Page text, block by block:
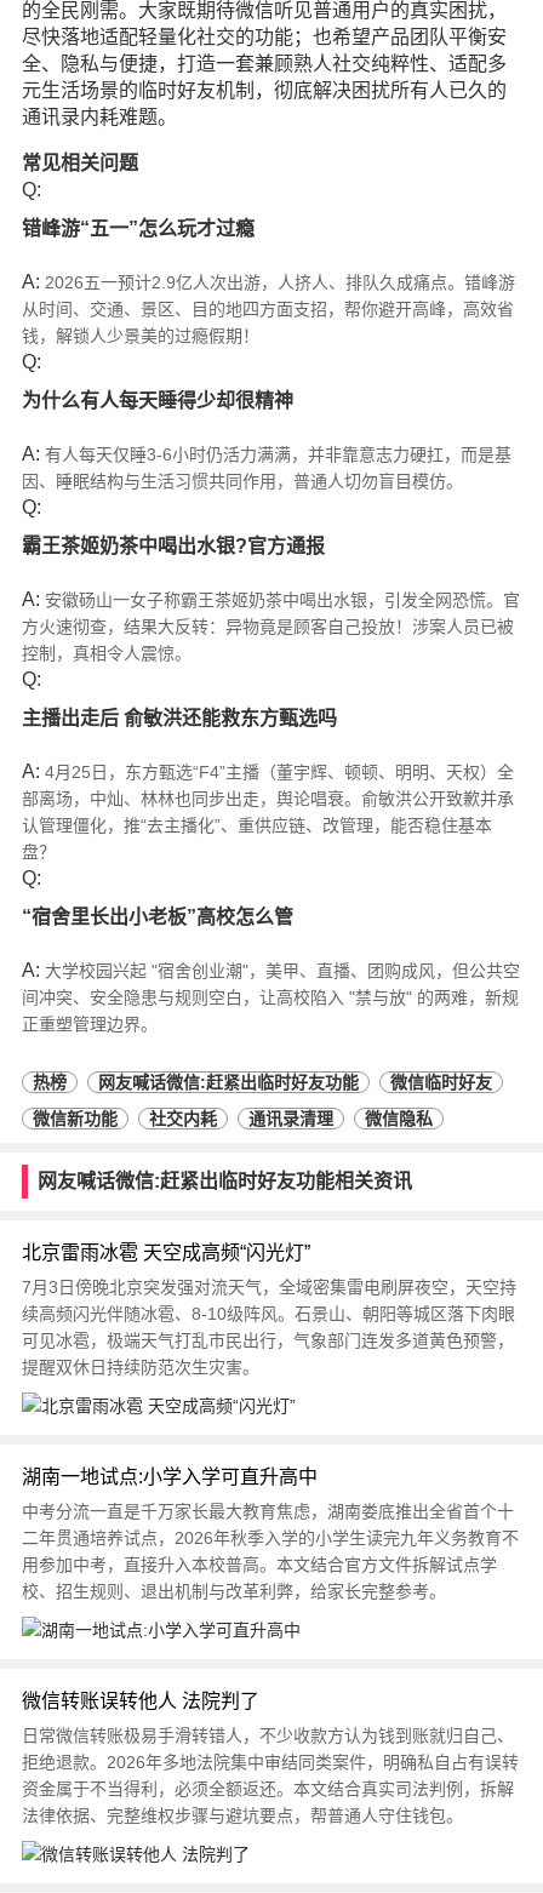
的全民刚需。大家既期待微信听见普通用户的真实困扰，
尽快落地适配轻量化社交的功能；也希望产品团队平衡安
全、隐私与便捷，打造一套兼顾熟人社交纯粹性、适配多
元生活场景的临时好友机制，彻底解决困扰所有人已久的
通讯录内耗难题。
常见相关问题
Q:
错峰游“五一”怎么玩才过瘾
A: 2026五一预计2.9亿人次出游，人挤人、排队久成痛点。错峰游
从时间、交通、景区、目的地四方面支招，帮你避开高峰，高效省
钱，解锁人少景美的过瘾假期！
Q:
为什么有人每天睡得少却很精神
A: 有人每天仅睡3-6小时仍活力满满，并非靠意志力硬扛，而是基
因、睡眠结构与生活习惯共同作用，普通人切勿盲目模仿。
Q:
霸王茶姬奶茶中喝出水银?官方通报
A: 安徽砀山一女子称霸王茶姬奶茶中喝出水银，引发全网恐慌。官
方火速彻查，结果大反转：异物竟是顾客自己投放！涉案人员已被
控制，真相令人震惊。
Q:
主播出走后 俞敏洪还能救东方甄选吗
A: 4月25日，东方甄选“F4”主播（董宇辉、顿顿、明明、天权）全
部离场，中灿、林林也同步出走，舆论唱衰。俞敏洪公开致歉并承
认管理僵化，推“去主播化”、重供应链、改管理，能否稳住基本
盘？
Q:
“宿舍里长出小老板”高校怎么管
A: 大学校园兴起 "宿舍创业潮"，美甲、直播、团购成风，但公共空
间冲突、安全隐患与规则空白，让高校陷入 "禁与放" 的两难，新规
正重塑管理边界。
热榜 网友喊话微信:赶紧出临时好友功能
微信临时好友
微信新功能
社交内耗 通讯录清理 微信隐私
网友喊话微信:赶紧出临时好友功能相关资讯
北京雷雨冰雹 天空成高频“闪光灯”
7月3日傍晚北京突发强对流天气，全域密集雷电刷屏夜空，天空持
续高频闪光伴随冰雹、8-10级阵风。石景山、朝阳等城区落下肉眼
可见冰雹，极端天气打乱市民出行，气象部门连发多道黄色预警，
提醒双休日持续防范次生灾害。
湖南一地试点:小学入学可直升高中
中考分流一直是千万家长最大教育焦虑，湖南娄底推出全省首个十
二年贯通培养试点，2026年秋季入学的小学生读完九年义务教育不
用参加中考，直接升入本校普高。本文结合官方文件拆解试点学
校、招生规则、退出机制与改革利弊，给家长完整参考。
微信转账误转他人 法院判了
日常微信转账极易手滑转错人，不少收款方认为钱到账就归自己、
拒绝退款。2026年多地法院集中审结同类案件，明确私自占有误转
资金属于不当得利，必须全额返还。本文结合真实司法判例，拆解
法律依据、完整维权步骤与避坑要点，帮普通人守住钱包。